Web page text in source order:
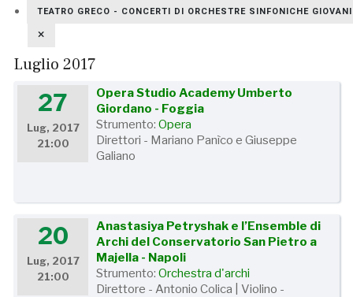
TEATRO GRECO - CONCERTI DI ORCHESTRE SINFONICHE
Luglio 2017
27
Lug, 2017
21:00
Opera Studio Academy Umberto
Giordano - Foggia
Strumento:Opera
Direttori - Mariano Panìco e Giuseppe
Galiano
20
Lug, 2017
21:00
Anastasiya Petryshak e l’Ensemble di
Archi del Conservatorio San Pietro a
Majella - Napoli
Strumento:Orchestra d'archi
Direttore - Antonio Colica | Violino -